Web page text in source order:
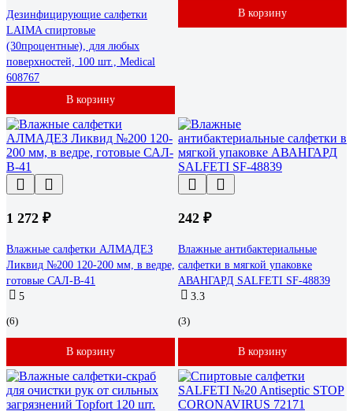
Дезинфицирующие салфетки
LAIMA спиртовые
(30процентные), для любых
поверхностей, 100 шт., Medical
608767
В корзину
В корзину
1 272 ₽
Влажные салфетки АЛМАДЕЗ
Ликвид №200 120-200 мм, в ведре,
готовые САЛ-В-41
5
(6)
В корзину
242 ₽
Влажные антибактериальные
салфетки в мягкой упаковке
АВАНГАРД SALFETI SF-48839
3.3
(3)
В корзину